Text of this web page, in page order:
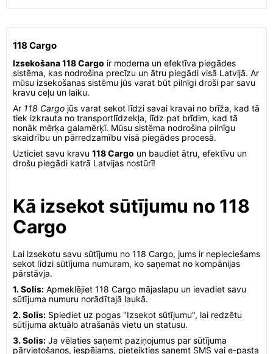
118 Cargo
Izsekošana 118 Cargo ir moderna un efektīva piegādes
sistēma, kas nodrošina precīzu un ātru piegādi visā Latvijā. Ar
mūsu izsekošanas sistēmu jūs varat būt pilnīgi droši par savu
kravu ceļu un laiku.
Ar 118 Cargo jūs varat sekot līdzi savai kravai no brīža, kad tā
tiek izkrauta no transportlīdzekļa, līdz pat brīdim, kad tā
nonāk mērķa galamērķī. Mūsu sistēma nodrošina pilnīgu
skaidrību un pārredzamību visā piegādes procesā.
Uzticiet savu kravu 118 Cargo un baudiet ātru, efektīvu un
drošu piegādi katrā Latvijas nostūrī!
Kā izsekot sūtījumu no 118
Cargo
Lai izsekotu savu sūtījumu no 118 Cargo, jums ir nepieciešams
sekot līdzi sūtījuma numuram, ko saņemat no kompānijas
pārstāvja.
1. Solis: Apmeklējiet 118 Cargo mājaslapu un ievadiet savu
sūtījuma numuru norādītajā laukā.
2. Solis: Spiediet uz pogas "Izsekot sūtījumu", lai redzētu
sūtījuma aktuālo atrašanās vietu un statusu.
3. Solis: Ja vēlaties saņemt paziņojumus par sūtījuma
pārvietošanos, iespējams, pieteikties saņemt SMS vai e-pasta